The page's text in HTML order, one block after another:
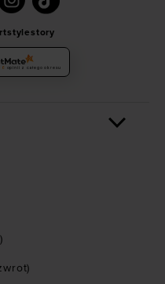
opinii z całego okresu